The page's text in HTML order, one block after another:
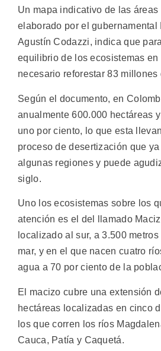
Un mapa indicativo de las áreas
elaborado por el gubernamental
Agustín Codazzi, indica que
equilibrio de los ecosistemas en
necesario reforestar 83 millones
Según el documento, en
anualmente 600.000 hectáreas
uno por ciento, lo que esta
proceso de desertización que
algunas regiones y puede
siglo.
Uno los ecosistemas sobre los
atención es el del llamado
localizado al sur, a 3.500
mar, y en el que nacen cuatro
agua a 70 por ciento de la
El macizo cubre una extensión
hectáreas localizadas en cinco
los que corren los ríos
Cauca, Patía y Caquetá.